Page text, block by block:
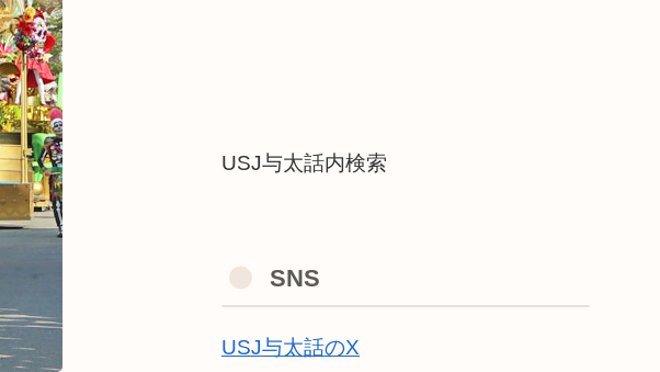
USJ与太話内検索
SNS
USJ与太話のX